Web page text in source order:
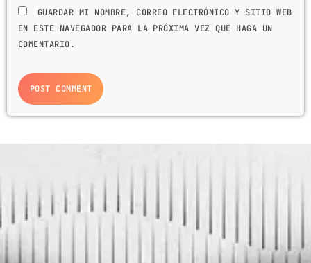
GUARDAR MI NOMBRE, CORREO ELECTRÓNICO Y SITIO WEB
EN ESTE NAVEGADOR PARA LA PRÓXIMA VEZ QUE HAGA UN
COMENTARIO.